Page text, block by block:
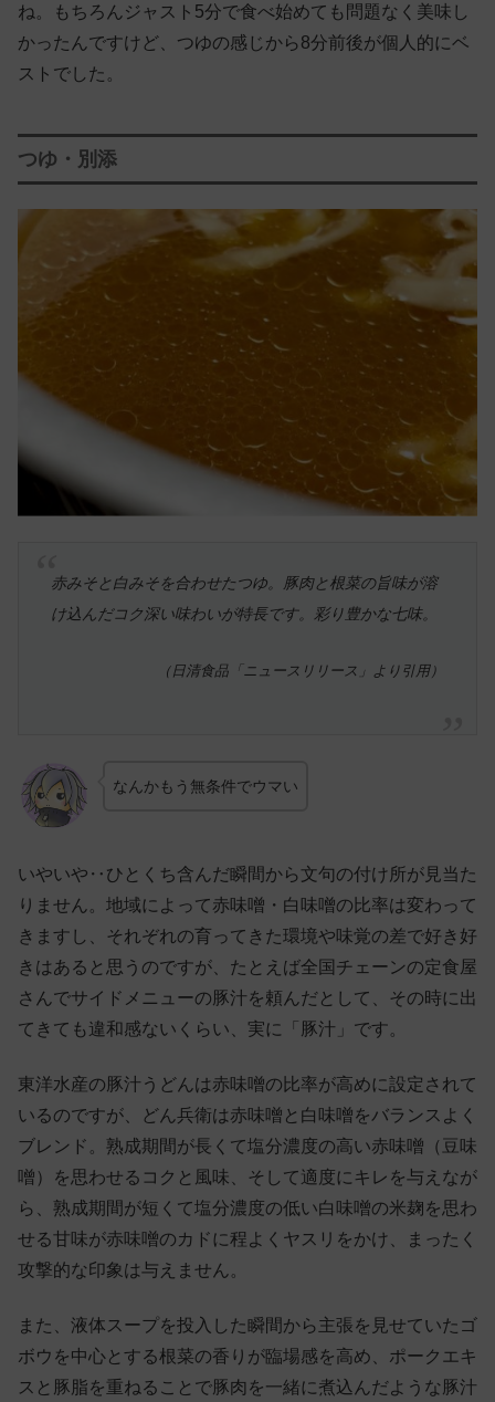
ね。もちろんジャスト5分で食べ始めても問題なく美味し
かったんですけど、つゆの感じから8分前後が個人的にベ
ストでした。
つゆ・別添
赤みそと白みそを合わせたつゆ。豚肉と根菜の旨味が溶
け込んだコク深い味わいが特長です。彩り豊かな七味。
（日清食品「ニュースリリース」より引用）
なんかもう無条件でウマい
いやいや‥ひとくち含んだ瞬間から文句の付け所が見当た
りません。地域によって赤味噌・白味噌の比率は変わって
きますし、それぞれの育ってきた環境や味覚の差で好き好
きはあると思うのですが、たとえば全国チェーンの定食屋
さんでサイドメニューの豚汁を頼んだとして、その時に出
てきても違和感ないくらい、実に「豚汁」です。
東洋水産の豚汁うどんは赤味噌の比率が高めに設定されて
いるのですが、どん兵衛は赤味噌と白味噌をバランスよく
ブレンド。熟成期間が長くて塩分濃度の高い赤味噌（豆味
噌）を思わせるコクと風味、そして適度にキレを与えなが
ら、熟成期間が短くて塩分濃度の低い白味噌の米麹を思わ
せる甘味が赤味噌のカドに程よくヤスリをかけ、まったく
攻撃的な印象は与えません。
また、液体スープを投入した瞬間から主張を見せていたゴ
ボウを中心とする根菜の香りが臨場感を高め、ポークエキ
スと豚脂を重ねることで豚肉を一緒に煮込んだような豚汁